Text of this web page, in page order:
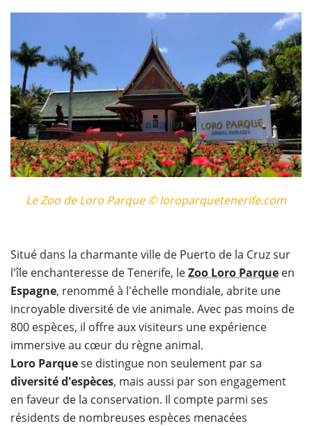
Le Zoo de Loro Parque © loroparquetenerife.com
Situé dans la charmante ville de Puerto de la Cruz sur
l'île enchanteresse de Tenerife, leZoo Loro Parque en
Espagne, renommé à l'échelle mondiale, abrite une
incroyable diversité de vie animale. Avec pas moins de
800 espèces, il offre aux visiteurs une expérience
immersive au cœur du règne animal.
Loro Parquese distingue non seulement par sa
diversité d'espèces, mais aussi par son engagement
en faveur de la conservation. Il compte parmi ses
résidents de nombreuses espèces menacées